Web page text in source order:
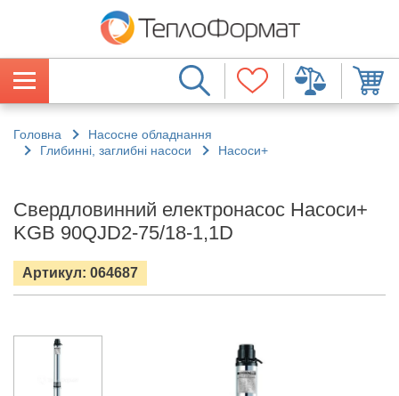
Головна
Насосне обладнання
Глибинні, заглибні насоси
Насоси+
Свердловинний електронасос Насоси+
KGB 90QJD2-75/18-1,1D
Артикул: 064687